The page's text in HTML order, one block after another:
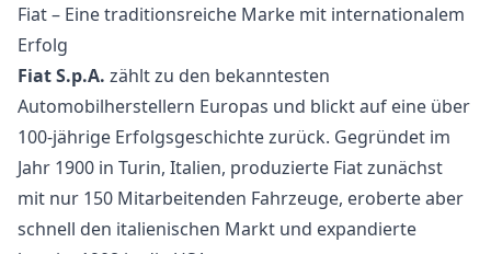
Fiat – Eine traditionsreiche Marke mit internationalem
Erfolg
Fiat S.p.A. zählt zu den bekanntesten
Automobilherstellern Europas und blickt auf eine über
100-jährige Erfolgsgeschichte zurück. Gegründet im
Jahr 1900 in Turin, Italien, produzierte Fiat zunächst
mit nur 150 Mitarbeitenden Fahrzeuge, eroberte aber
schnell den italienischen Markt und expandierte